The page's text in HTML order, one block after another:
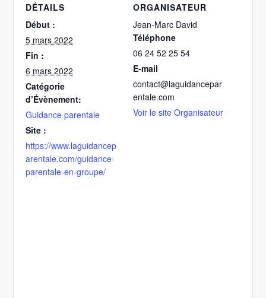
DÉTAILS
Début :
5 mars 2022
Fin :
6 mars 2022
Catégorie
d’Évènement:
Guidance parentale
Site :
https://www.laguidancep
arentale.com/guidance-
parentale-en-groupe/
ORGANISATEUR
Jean-Marc David
Téléphone
06 24 52 25 54
E-mail
contact@laguidancepar
entale.com
Voir le site Organisateur